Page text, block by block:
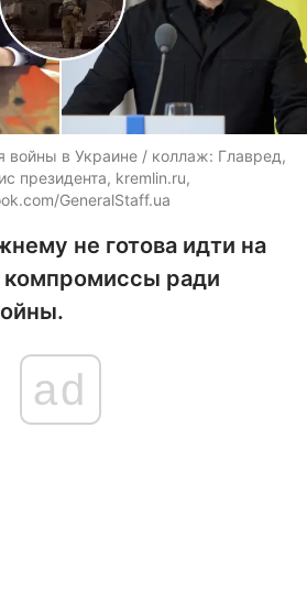
войны в Украине / коллаж: Главред,
президента, kremlin.ru,
GeneralStaff.ua
не готова идти на
ради
ad